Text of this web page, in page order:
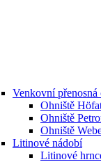
Venkovní přenosná
Ohniště
Ohniště
Ohniště
Litinové nádobí
Litinové